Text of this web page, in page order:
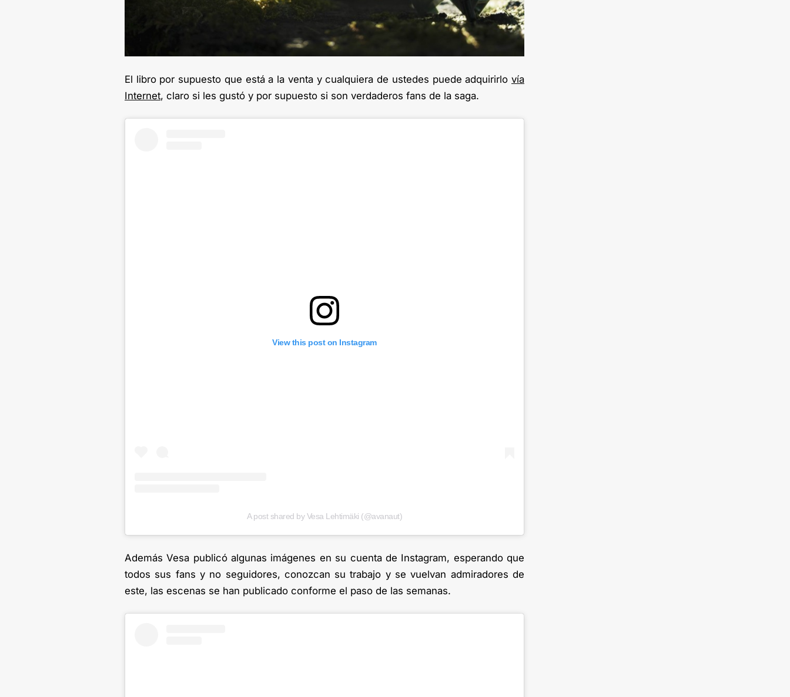
El libro por supuesto que está a la venta y cualquiera de ustedes puede adquirirlo vía
Internet, claro si les gustó y por supuesto si son verdaderos fans de la saga.
View this post on Instagram
A post shared by Vesa Lehtimäki (@avanaut)
Además Vesa publicó algunas imágenes en su cuenta de Instagram, esperando que
todos sus fans y no seguidores, conozcan su trabajo y se vuelvan admiradores de
este, las escenas se han publicado conforme el paso de las semanas.